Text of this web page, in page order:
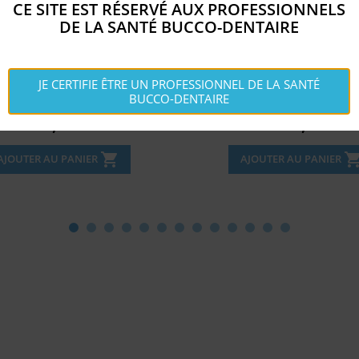
LOCK 3/4 - BENDABLE...
Prix
10,
AU PANIER shopping_cart
AMDENT TIPS -33
Prix
211,
AJOUTER AU PANIER
CE SITE EST RÉSERVÉ AUX PROFESSIONNELS
DE LA SANTÉ BUCCO-DENTAIRE
JE CERTIFIE ÊTRE UN PROFESSIONNEL DE LA SANTÉ
BUCCO-DENTAIRE